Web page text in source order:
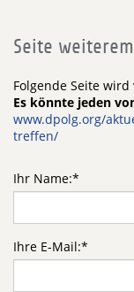
Seite
Folgende Seite
Es könnte jeden
www.dpolg.org/
treffen/
Ihr Name:*
Ihre E-Mail:*